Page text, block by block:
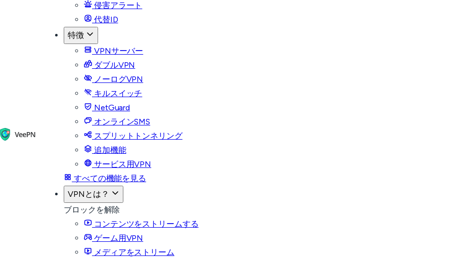
侵害アラート
代替ID
特徴
VPNサーバー
ダブルVPN
ノーログVPN
キルスイッチ
NetGuard
オンラインSMS
スプリットトンネリング
追加機能
サービス用VPN
すべての機能を見る
VPNとは？
ブロックを解除
コンテンツをストリームする
ゲーム用VPN
メディアをストリーム